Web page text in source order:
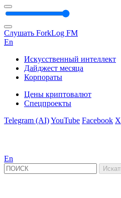
Слушать ForkLog FM
En
Искусственный интеллект
Дайджест месяца
Корпораты
Цены криптовалют
Спецпроекты
Telegram (AI)YouTube Facebook X
En